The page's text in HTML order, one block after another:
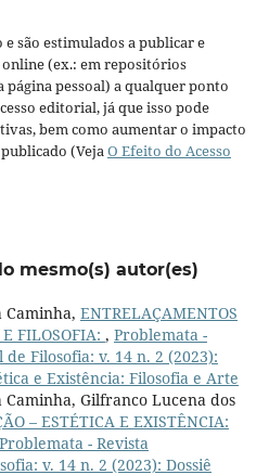
são estimulados a publicar e
(ex.: em repositórios
página pessoal) a qualquer ponto
editorial, já que isso pode
bem como aumentar o impacto
(VejaO Efeito do Acesso
mesmo(s) autor(es)
ENTRELAÇAMENTOS
FILOSOFIA: , Problemata -
Filosofia: v. 14 n. 2 (2023):
e Existência: Filosofia e Arte
Gilfranco Lucena dos
– ESTÉTICA E EXISTÊNCIA:
Problemata - Revista
v. 14 n. 2 (2023): Dossiê